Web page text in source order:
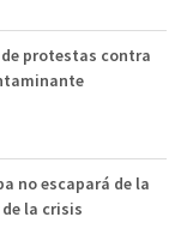
de protestas contra
no escapará de la
la crisis